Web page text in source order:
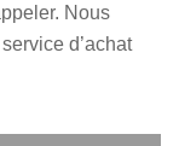
Nous
d’achat